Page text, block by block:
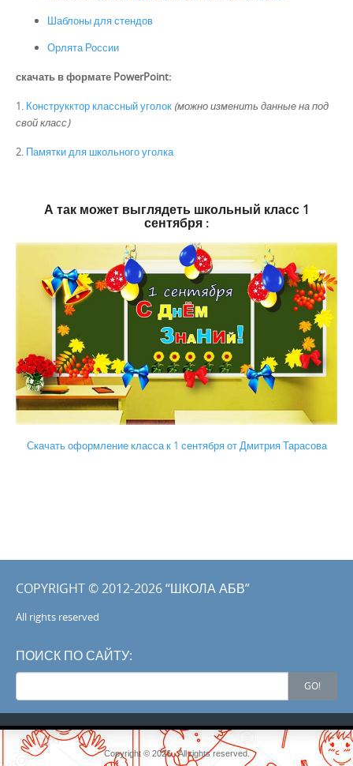
Шаблоны для стендов
Орлята России
скачать в формате PowerPoint:
1. Конструкктор классный уголок (можно изменить данные на под
свой класс)
2. Памятки для школьного уголка
А так может выглядеть школьный класс 1
сентября :
Скачать оформление класса к 1 сентября от Дмитрия Тарасова
COPYRIGHT © 2012-2026 “ШКОЛА АБВ”
All rights reserved
ПОИСК ПО САЙТУ:
Search
for:
GO!
Copyright © 2026 . All rights reserved.